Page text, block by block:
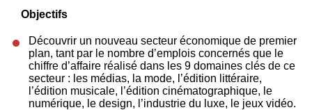
Objectifs
Découvrir un nouveau secteur économique de premier
plan, tant par le nombre d’emplois concernés que le
chiffre d’affaire réalisé dans les 9 domaines clés de ce
secteur : les médias, la mode, l’édition littéraire,
l’édition musicale, l’édition cinématographique, le
numérique, le design, l’industrie du luxe, le jeux vidéo.